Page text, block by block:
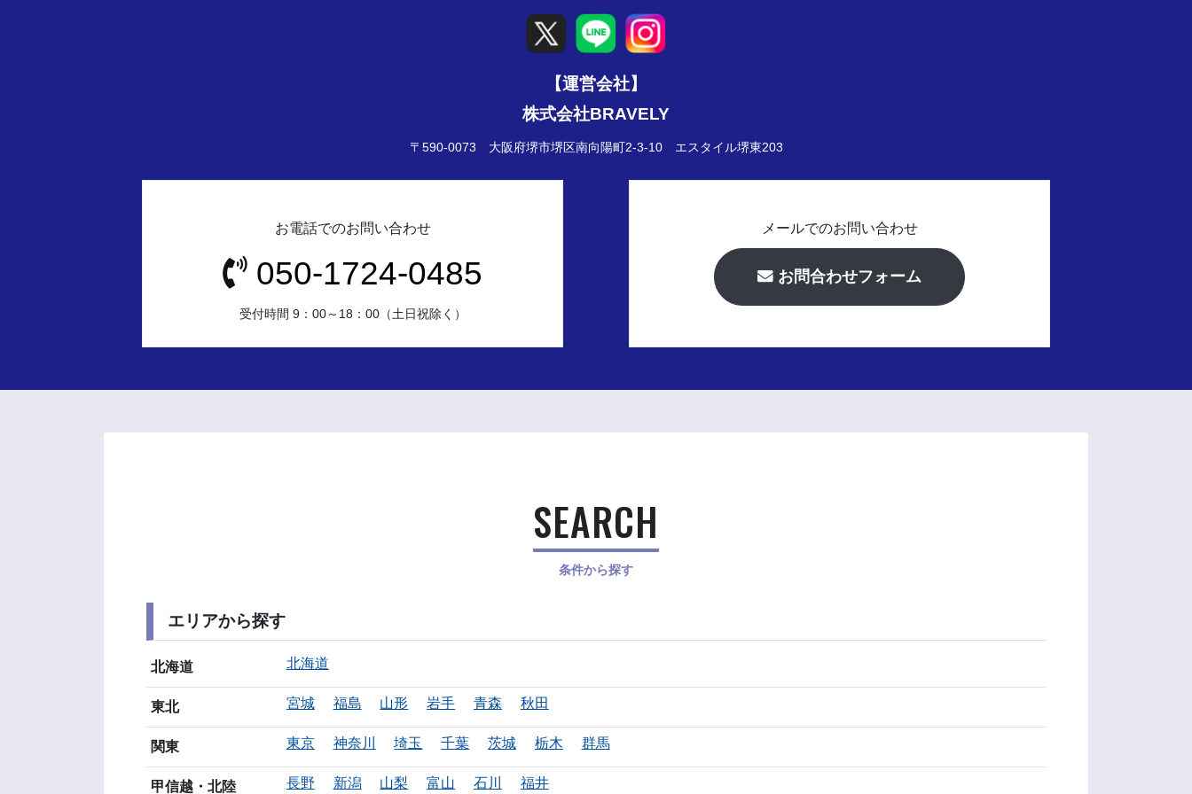
【運営会社】
株式会社BRAVELY
〒590-0073 大阪府堺市堺区南向陽町2-3-10 エスタイル堺東203
お電話でのお問い合わせ
050-1724-0485
受付時間 9：00～18：00（土日祝除く）
メールでのお問い合わせ
お問合わせフォーム
SEARCH
条件から探す
エリアから探す
北海道 北海道
東北 宮城 福島 山形 岩手 青森 秋田
関東 東京 神奈川 埼玉 千葉 茨城 栃木 群馬
甲信越・北陸 長野 新潟 山梨 富山 石川 福井